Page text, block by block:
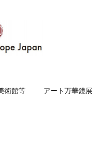
術館等 アート万華鏡展